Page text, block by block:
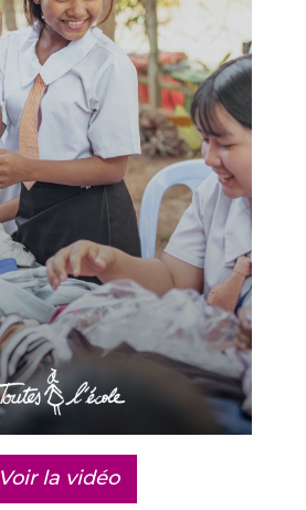
Voir la vidéo